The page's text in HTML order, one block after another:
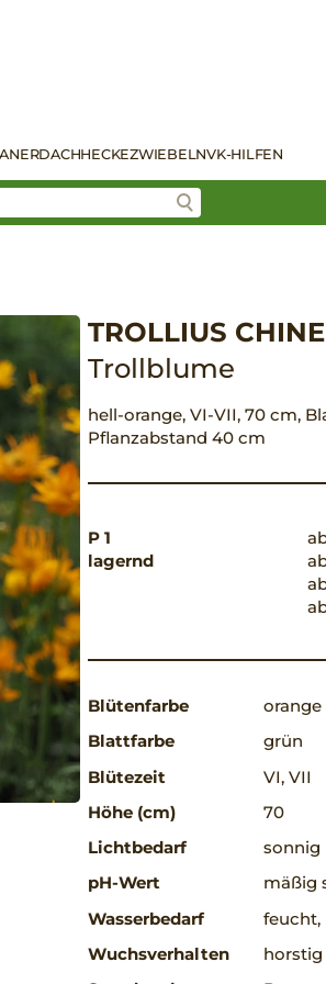
DACHHECKEZWIEBELNVK-HILFEN
TROLLIUS
Trollblume
hell-orange, VI-VII, 70 cm,
Pflanzabstand 40 cm
P 1
lagernd
Blütenfarbe
orange
Blattfarbe
grün
Blütezeit
VI, VII
Höhe (cm)
70
Lichtbedarf
sonnig
pH-Wert
mäßig
Wasserbedarf
feucht,
Wuchsverhalten
horstig